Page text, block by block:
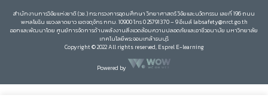
สำนักงานการวิจัยแห่งชาติ (วช.) กระทรวงการอุดมศึกษา วิทยาศาสตร์ วิจัยและนวัตกรรม เลขที่ 196 ถนน
พหลโยธิน แขวงลาดยาว เขตจตุจักร กทม. 10900 โทร 0 25791370 – 9 อีเมล์ labsafety@nrct.go.th
ออกและพัฒนาโดย ศูนย์การจัดการด้านพลังงานสิ่งแวดล้อมความปลอดภัยและอาชีวอนามัย มหาวิทยาลัย
เทคโนโลยีพระจอมเกล้าธนบุรี
Copyright © 2022 All rights reserved, Esprel E-learning
Powered by